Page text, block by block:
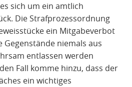
sich um ein amtlich
Die Strafprozessordnung
ein Mitgabeverbot
Gegenstände niemals aus
entlassen werden
Fall komme hinzu, dass der
ein wichtiges